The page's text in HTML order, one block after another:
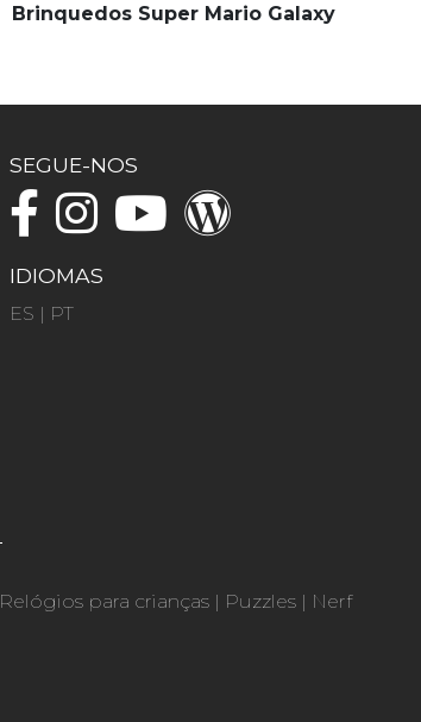
Brinquedos Super Mario Galaxy
SEGUE-NOS
IDIOMAS
ES | PT
Relógios para crianças | Puzzles | Nerf